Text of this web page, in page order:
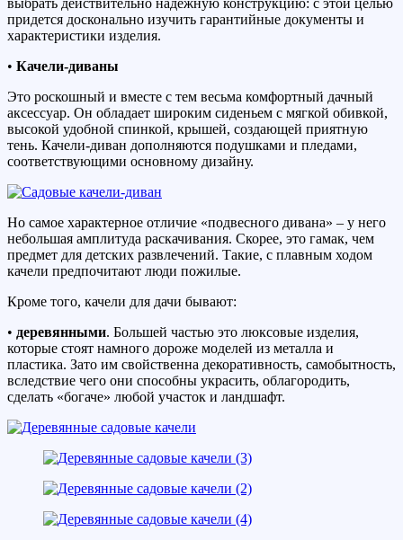
придется досконально изучить гарантийные документы и
характеристики изделия.
• Качели-диваны
Это роскошный и вместе с тем весьма комфортный дачный
аксессуар. Он обладает широким сиденьем с мягкой обивкой,
высокой удобной спинкой, крышей, создающей приятную
тень. Качели-диван дополняются подушками и пледами,
соответствующими основному дизайну.
Но самое характерное отличие «подвесного дивана» – у него
небольшая амплитуда раскачивания. Скорее, это гамак, чем
предмет для детских развлечений. Такие, с плавным ходом
качели предпочитают люди пожилые.
Кроме того, качели для дачи бывают:
• деревянными. Большей частью это люксовые изделия,
которые стоят намного дороже моделей из металла и
пластика. Зато им свойственна декоративность, самобытность,
вследствие чего они способны украсить, облагородить,
сделать «богаче» любой участок и ландшафт.